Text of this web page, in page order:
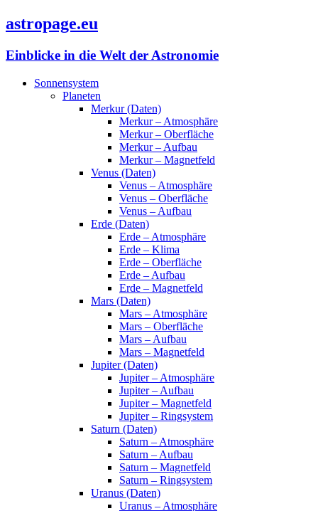
astropage.eu
Einblicke in die Welt der Astronomie
Sonnensystem
Planeten
Merkur (Daten)
Merkur – Atmosphäre
Merkur – Oberfläche
Merkur – Aufbau
Merkur – Magnetfeld
Venus (Daten)
Venus – Atmosphäre
Venus – Oberfläche
Venus – Aufbau
Erde (Daten)
Erde – Atmosphäre
Erde – Klima
Erde – Oberfläche
Erde – Aufbau
Erde – Magnetfeld
Mars (Daten)
Mars – Atmosphäre
Mars – Oberfläche
Mars – Aufbau
Mars – Magnetfeld
Jupiter (Daten)
Jupiter – Atmosphäre
Jupiter – Aufbau
Jupiter – Magnetfeld
Jupiter – Ringsystem
Saturn (Daten)
Saturn – Atmosphäre
Saturn – Aufbau
Saturn – Magnetfeld
Saturn – Ringsystem
Uranus (Daten)
Uranus – Atmosphäre